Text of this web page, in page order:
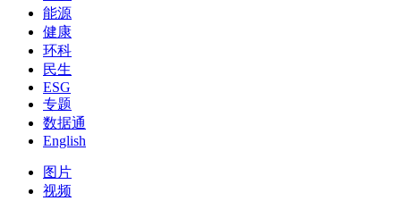
能源
健康
环科
民生
ESG
专题
数据通
English
图片
视频